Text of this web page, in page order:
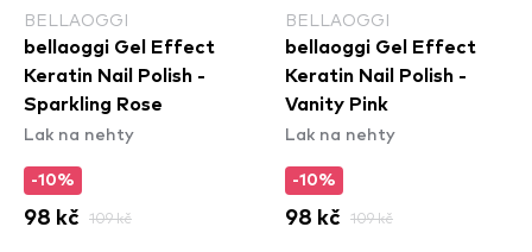
BELLAOGGI
bellaoggi Gel Effect
Keratin Nail Polish -
Sparkling Rose
Lak na nehty
-10%
98 kč 109 kč
BELLAOGGI
bellaoggi Gel Effect
Keratin Nail Polish -
Vanity Pink
Lak na nehty
-10%
98 kč 109 kč